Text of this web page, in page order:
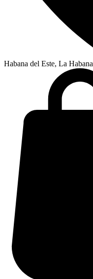
Habana del Este, La Habana